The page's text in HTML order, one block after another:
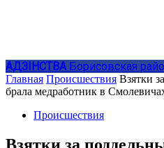
АДЗIНСТВА Борисовская
Главная Происшествия Взятки
брала медработник в
Происшествия